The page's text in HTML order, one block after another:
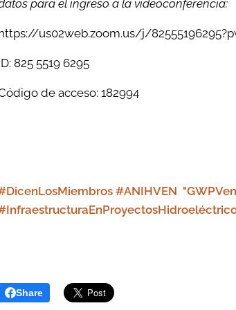
para el ingreso a la videoconferencia:
us02web.zoom.us/j/
825 5519 6295
de acceso: 182994
#ANIHVEN
Share